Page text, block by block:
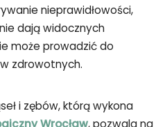
nieprawidłowości,
dają widocznych
może prowadzić do
zdrowotnych.
i zębów, którą wykona
Wrocław, pozwala na